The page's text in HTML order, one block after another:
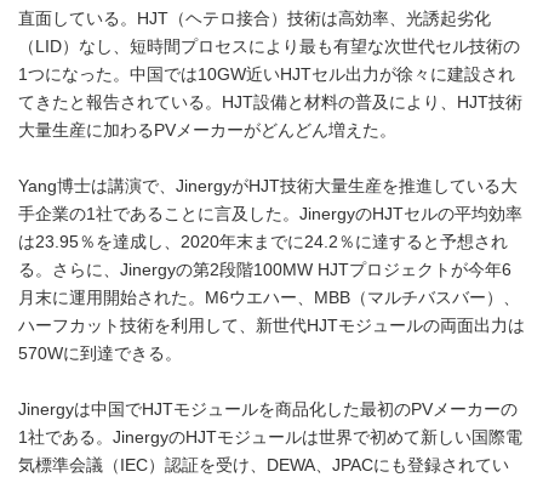
直面している。HJT（ヘテロ接合）技術は高効率、光誘起劣化
（LID）なし、短時間プロセスにより最も有望な次世代セル技術の
1つになった。中国では10GW近いHJTセル出力が徐々に建設され
てきたと報告されている。HJT設備と材料の普及により、HJT技術
大量生産に加わるPVメーカーがどんどん増えた。
Yang博士は講演で、JinergyがHJT技術大量生産を推進している大
手企業の1社であることに言及した。JinergyのHJTセルの平均効率
は23.95％を達成し、2020年末までに24.2％に達すると予想され
る。さらに、Jinergyの第2段階100MW HJTプロジェクトが今年6
月末に運用開始された。M6ウエハー、MBB（マルチバスバー）、
ハーフカット技術を利用して、新世代HJTモジュールの両面出力は
570Wに到達できる。
Jinergyは中国でHJTモジュールを商品化した最初のPVメーカーの
1社である。JinergyのHJTモジュールは世界で初めて新しい国際電
気標準会議（IEC）認証を受け、DEWA、JPACにも登録されてい